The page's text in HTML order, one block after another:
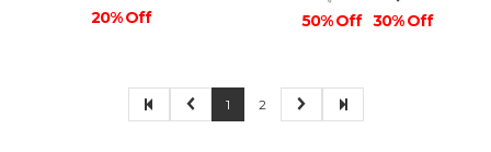
20% Off 50% Off 30% Off
1 2